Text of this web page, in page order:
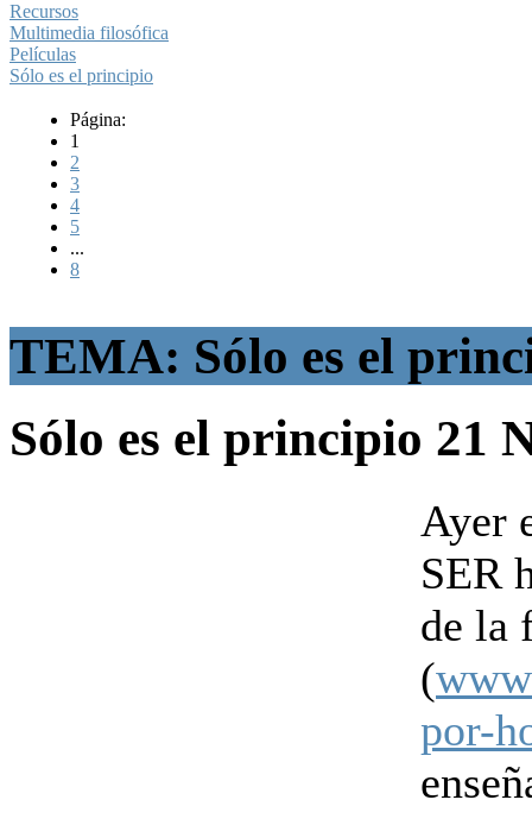
Recursos
Multimedia filosófica
Películas
Sólo es el principio
Página:
1
2
3
4
5
...
8
TEMA: Sólo es el
Sólo es el principio 21
Ayer
SER
de la
(
por-